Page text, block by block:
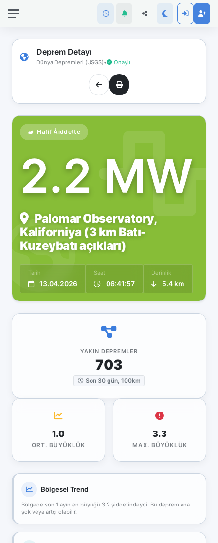
Deprem Detayı
Dünya Depremleri (USGS)• Onaylı
Hafif Åiddette
2.2 MW
Palomar Observatory,
Kaliforniya (3 km Batı-
Kuzeybatı açıkları)
Tarih
13.04.2026
Saat
06:41:57
Derinlik
5.4 km
YAKIN DEPREMLER
703
Son 30 gün, 100km
1.0
ORT. BÜYÜKLÜK
3.3
MAX. BÜYÜKLÜK
Bölgesel Trend
Bölgede son 1 ayın en büyüğü 3.2 şiddetindeydi. Bu deprem ana
şok veya artçı olabilir.
bağlantınız
koptu!
Çevrimdışı
moddasınız.